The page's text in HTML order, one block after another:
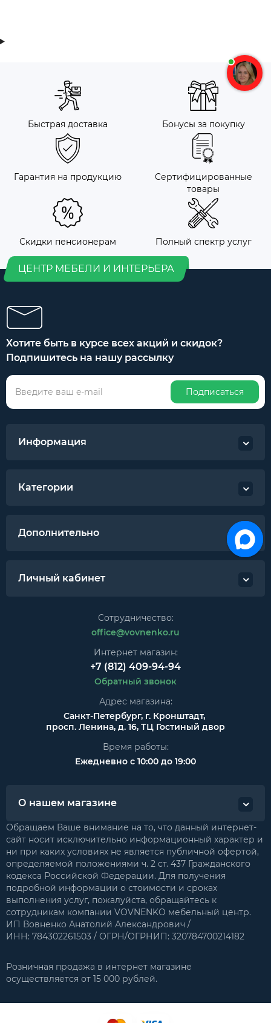
Быстрая доставка Бонусы за покупку
Гарантия на продукцию
Сертифицированные
товары
Скидки пенсионерам Полный спектр услуг
ЦЕНТР МЕБЕЛИ И ИНТЕРЬЕРА
Хотите быть в курсе всех акций и скидок?
Подпишитесь на нашу рассылку
Подписаться
Информация
Категории
Дополнительно
Личный кабинет
Сотрудничество:
office@vovnenko.ru
Интернет магазин:
+7 (812) 409-94-94
Обратный звонок
Адрес магазина:
Санкт-Петербург, г. Кронштадт,
просп. Ленина, д. 16, ТЦ Гостиный двор
Время работы:
Ежедневно с 10:00 до 19:00
О нашем магазине
Обращаем Ваше внимание на то, что данный интернет-
сайт носит исключительно информационный характер и
ни при каких условиях не является публичной офертой,
определяемой положениями ч. 2 ст. 437 Гражданского
кодекса Российской Федерации. Для получения
подробной информации о стоимости и сроках
выполнения услуг, пожалуйста, обращайтесь к
сотрудникам компании VOVNENKO мебельный центр.
ИП Вовненко Анатолий Александрович /
ИНН: 784302261503 / ОГРН/ОГРНИП: 320784700214182
Розничная продажа в интернет магазине
осуществляется от 15 000 рублей.